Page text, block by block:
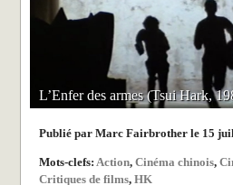
L’Enfer des armes (Tsui Hark,
Publié par Marc Fairbrother le 15
Mots-clefs:Action,Cinéma chinois,
Critiques de films,HK